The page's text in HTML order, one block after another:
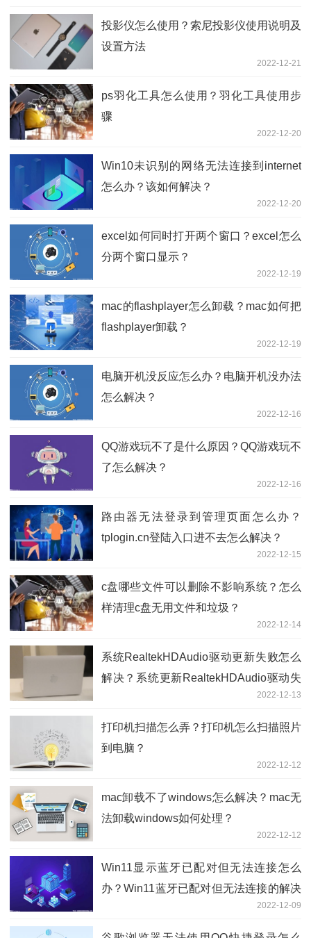
投影仪怎么使用？索尼投影仪使用说明及
设置方法
2022-12-21
ps羽化工具怎么使用？羽化工具使用步
骤
2022-12-20
Win10未识别的网络无法连接到internet
怎么办？该如何解决？
2022-12-20
excel如何同时打开两个窗口？excel怎么
分两个窗口显示？
2022-12-19
mac的flashplayer怎么卸载？mac如何把
flashplayer卸载？
2022-12-19
电脑开机没反应怎么办？电脑开机没办法
怎么解决？
2022-12-16
QQ游戏玩不了是什么原因？QQ游戏玩不
了怎么解决？
2022-12-16
路由器无法登录到管理页面怎么办？
tplogin.cn登陆入口进不去怎么解决？
2022-12-15
c盘哪些文件可以删除不影响系统？怎么
样清理c盘无用文件和垃圾？
2022-12-14
系统RealtekHDAudio驱动更新失败怎么
解决？系统更新RealtekHDAudio驱动失
2022-12-13
打印机扫描怎么弄？打印机怎么扫描照片
到电脑？
2022-12-12
mac卸载不了windows怎么解决？mac无
法卸载windows如何处理？
2022-12-12
Win11显示蓝牙已配对但无法连接怎么
办？Win11蓝牙已配对但无法连接的解决
2022-12-09